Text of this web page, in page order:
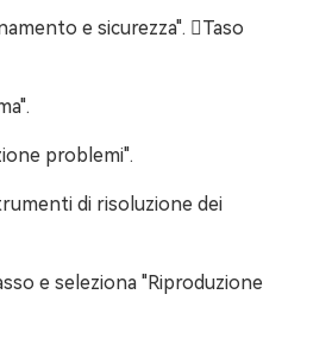
e sicurezza". Taso
problemi".
di risoluzione dei
e seleziona "Riproduzione